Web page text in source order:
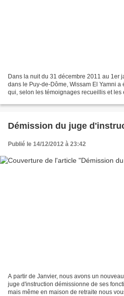
Dans la nuit du 31 décembre 2011 au 1er
dans le Puy-de-Dôme, Wissam El Yamni
qui, selon les témoignages recueillis et les
Démission du juge
Publié le 14/12/2012 à 23:42
A partir de Janvier, nous avons un
juge d'instruction démissionne de ses
mais même en maison de retraite nous